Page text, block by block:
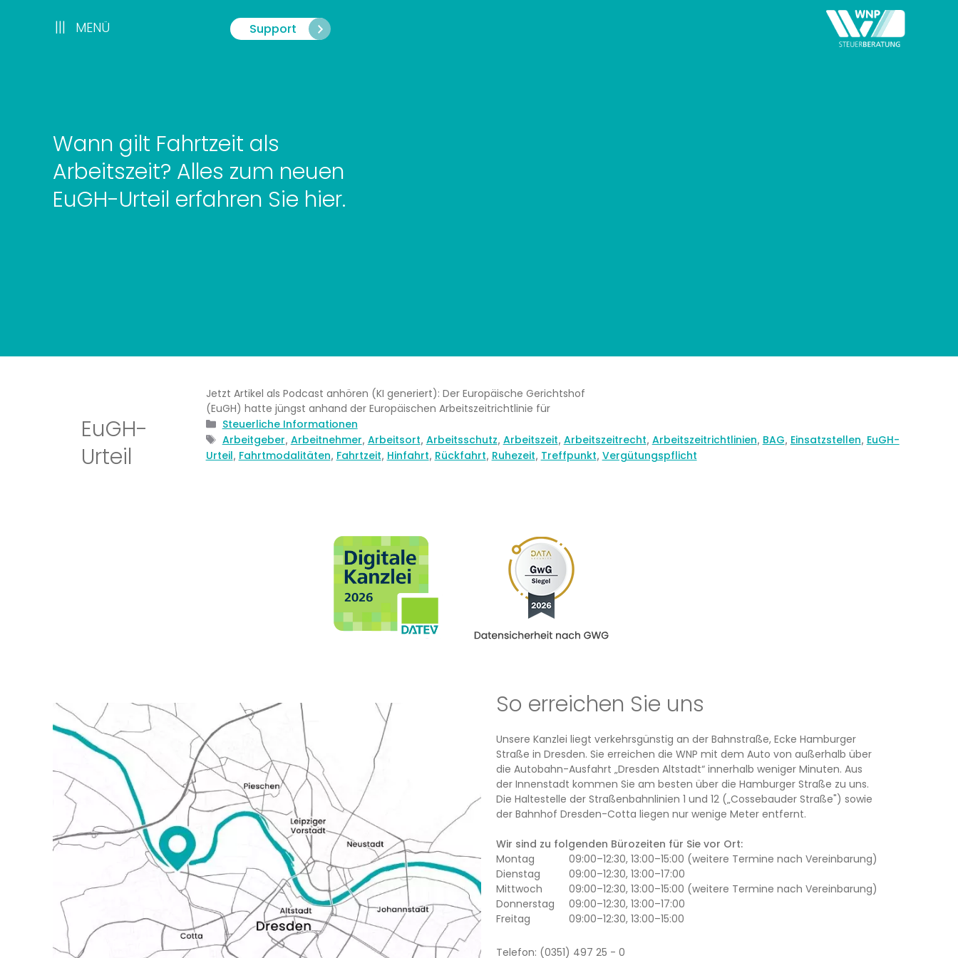
Support
||| MENÜ
|||
Wann gilt Fahrtzeit als
Arbeitszeit? Alles zum neuen
EuGH-Urteil erfahren Sie hier.
EuGH-
Urteil
Jetzt Artikel als Podcast anhören (KI generiert): Der Europäische Gerichtshof
(EuGH) hatte jüngst anhand der Europäischen Arbeitszeitrichtlinie für
Kategorien
Steuerliche Informationen
Schlagwörter
Arbeitgeber, Arbeitnehmer, Arbeitsort, Arbeitsschutz, Arbeitszeit, Arbeitszeitrecht, Arbeitszeitrichtlinien, BAG, Einsatzstellen, EuGH-
Urteil, Fahrtmodalitäten, Fahrtzeit, Hinfahrt, Rückfahrt, Ruhezeit, Treffpunkt, Vergütungspflicht
So erreichen Sie uns
Unsere Kanzlei liegt verkehrsgünstig an der Bahnstraße, Ecke Hamburger
Straße in Dresden. Sie erreichen die WNP mit dem Auto von außerhalb über
die Autobahn-Ausfahrt „Dresden Altstadt“ innerhalb weniger Minuten. Aus
der Innenstadt kommen Sie am besten über die Hamburger Straße zu uns.
Die Haltestelle der Straßenbahnlinien 1 und 12 („Cossebauder Straße") sowie
der Bahnhof Dresden-Cotta liegen nur wenige Meter entfernt.
Wir sind zu folgenden Bürozeiten für Sie vor Ort:
Montag
09:00–12:30, 13:00–15:00 (weitere Termine nach Vereinbarung)
Dienstag
09:00–12:30, 13:00–17:00
Mittwoch
09:00–12:30, 13:00–15:00 (weitere Termine nach Vereinbarung)
Donnerstag
09:00–12:30, 13:00–17:00
Freitag
09:00–12:30, 13:00–15:00
Telefon: (0351) 497 25 - 0